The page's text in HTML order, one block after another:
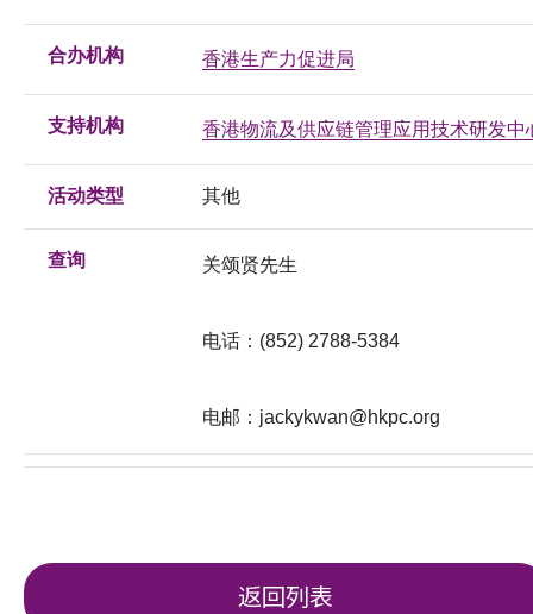
合办机构 香港生产力促进局
支持机构 香港物流及供应链管理应用技术研发中
活动类型 其他
查询 关颂贤先生
电话：(852) 2788-5384
电邮： jackykwan@hkpc.org
返回列表